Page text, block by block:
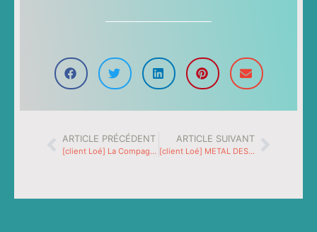
ARTICLE PRÉCÉDENT
[client Loé] La Compagnie de Chauffage de Grenoble
ARTICLE SUIVANT
[client Loé] METAL DESTRIER Boutique vélo et salon de thé à Tullins !